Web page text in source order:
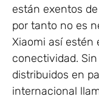
están exentos
por tanto no es
Xiaomi así estén
conectividad.
distribuidos en
internacional